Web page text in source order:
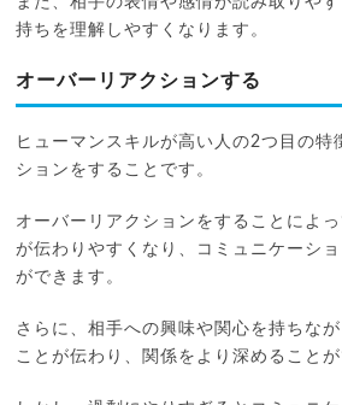
持ちを理解しやすくなります。
オーバーリアクションする
ヒューマンスキルが高い人の2つ目の特
ションをすることです。
オーバーリアクションをすることによ
が伝わりやすくなり、コミュニケーシ
ができます。
さらに、相手への興味や関心を持ちな
ことが伝わり、関係をより深めることが